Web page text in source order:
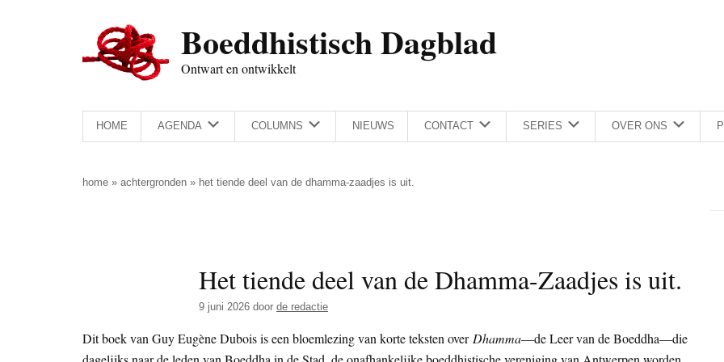
Boeddhistisch Dagblad
Ontwart en ontwikkelt
HOME AGENDA COLUMNS NIEUWS CONTACT SERIES OVER ONS
home » achtergronden » het tiende deel van de dhamma-zaadjes is uit.
Het tiende deel van de Dhamma-Zaadjes is uit.
9 juni 2026 door de redactie
Dit boek van Guy Eugène Dubois is een bloemlezing van korte teksten over Dhamma—de Leer van de Boeddha—die